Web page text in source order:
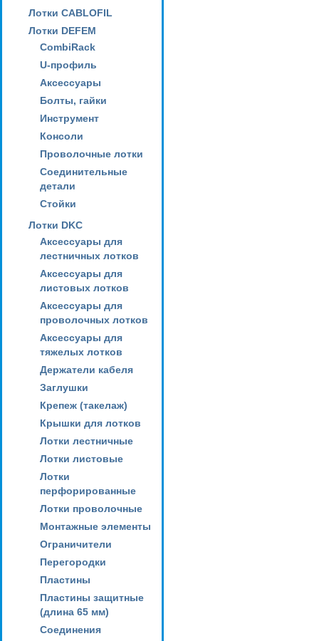
Лотки CABLOFIL
Лотки DEFEM
CombiRack
U-профиль
Аксессуары
Болты, гайки
Инструмент
Консоли
Проволочные лотки
Соединительные
детали
Стойки
Лотки DKC
Аксессуары для
лестничных лотков
Аксессуары для
листовых лотков
Аксессуары для
проволочных лотков
Аксессуары для
тяжелых лотков
Держатели кабеля
Заглушки
Крепеж (такелаж)
Крышки для лотков
Лотки лестничные
Лотки листовые
Лотки
перфорированные
Лотки проволочные
Монтажные элементы
Ограничители
Перегородки
Пластины
Пластины защитные
(длина 65 мм)
Соединения